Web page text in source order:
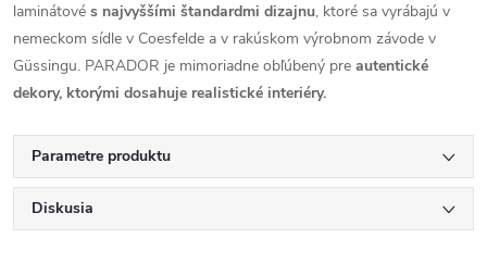
laminátové s najvyššími štandardmi dizajnu, ktoré sa vyrábajú v
nemeckom sídle v Coesfelde a v rakúskom výrobnom závode v
Güssingu. PARADOR je mimoriadne obľúbený pre autentické
dekory, ktorými dosahuje realistické interiéry.
Parametre produktu
Diskusia